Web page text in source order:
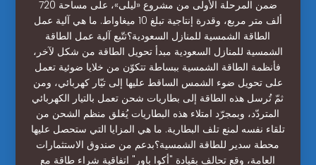
ضمن المرحلة الأولى من مشروع «ليلى»، على مساحة 720
ألف متر مربع، وقدرة إنتاجية تبلغ 10 ميغاواط. ما هي آلية عمل
الطاقة الشمسية للمنازل السعودية؟تتّبع آلية عمل الطاقة
الشمسية للمنازل السعودية مبدأ تحويل الطاقة من شكل لآخر،
فأنظمة الطاقة الشمسية ببساطة تتكوّن من خلايا ضوئية تعمل
على تحويل ضوء الشمس الساقط عليها إلى تيّار كهربائي، ومن
ثمّ تُرسل هذه الطاقة إلى بطاريات شحن تعمل بالتيار الكهربائي
المتردّد، وبمجرّد امتلاء هذه البطاريات يُغلق منظم الشحن من
تلقاء نفسه لمنع تلف البطارية. ما هي المزايا التي ستحصل عليها
محطة سدير للطاقة الشمسية؟بدعم من صندوق الاستثمارات
العامة، وقع تحالف بقيادة "أكوا باور" اتفاقية شراء طاقة مع